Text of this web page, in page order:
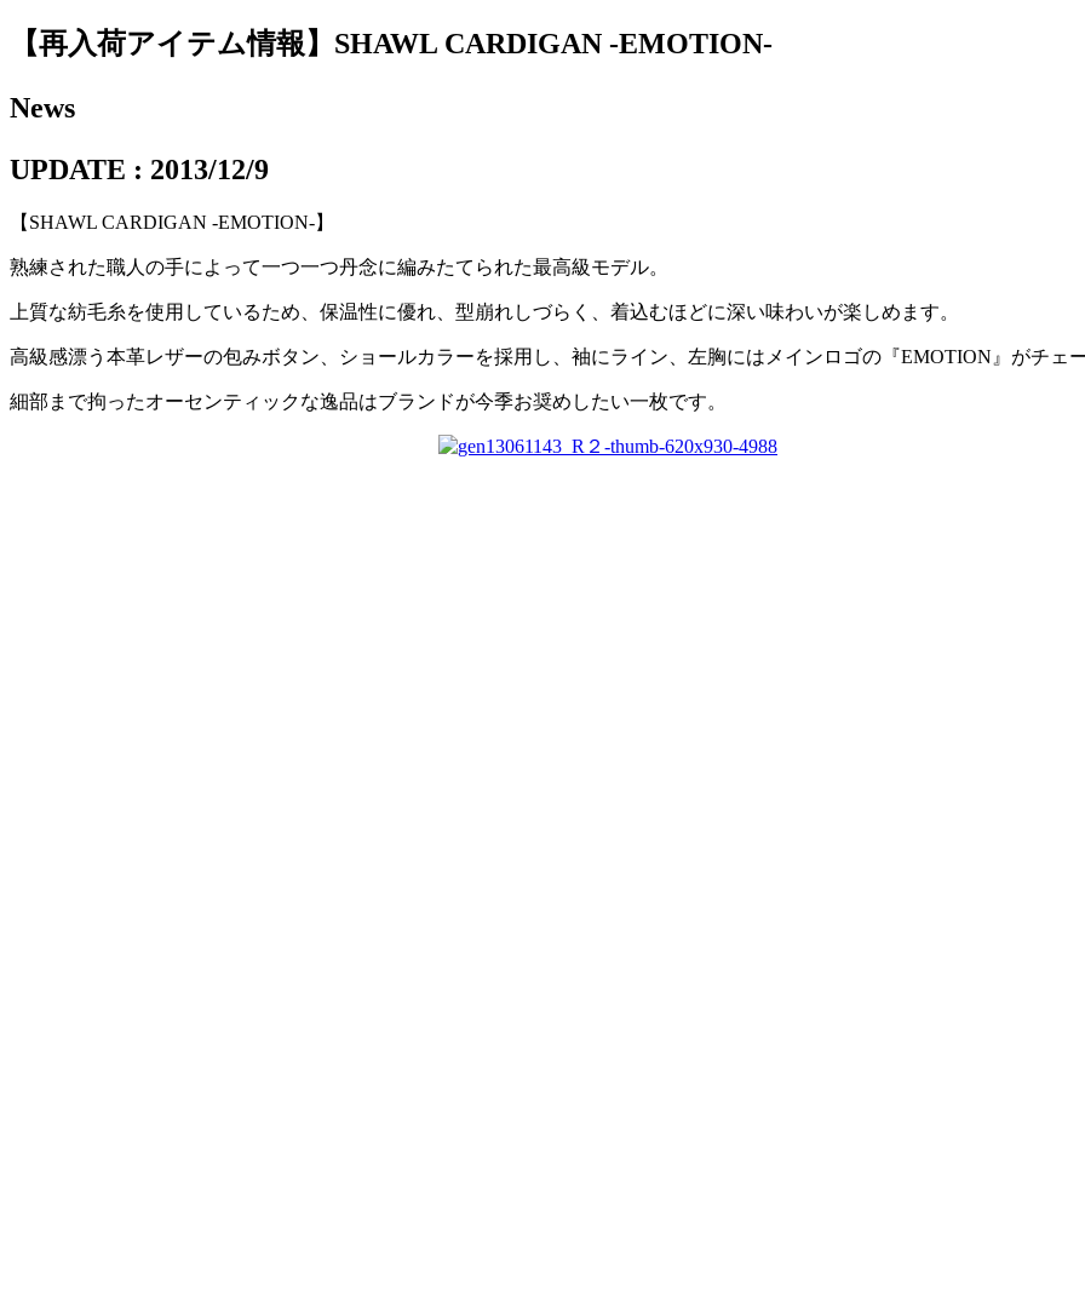
【再入荷アイテム情報】SHAWL CARDIGAN -EMOTION-
News
UPDATE : 2013/12/9
【SHAWL CARDIGAN -EMOTION-】
熟練された職人の手によって一つ一つ丹念に編みたてられた最高級モデル。
上質な紡毛糸を使用しているため、保温性に優れ、型崩れしづらく、着込むほどに深い味わいが楽しめます。
高級感漂う本革レザーの包みボタン、ショールカラーを採用し、袖にライン、左胸にはメインロゴの『EMOTION』がチェ
細部まで拘ったオーセンティックな逸品はブランドが今季お奨めしたい一枚です。